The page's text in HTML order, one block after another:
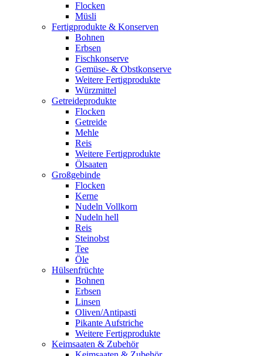
Flocken
Müsli
Fertigprodukte & Konserven
Bohnen
Erbsen
Fischkonserve
Gemüse- & Obstkonserve
Weitere Fertigprodukte
Würzmittel
Getreideprodukte
Flocken
Getreide
Mehle
Reis
Weitere Fertigprodukte
Ölsaaten
Großgebinde
Flocken
Kerne
Nudeln Vollkorn
Nudeln hell
Reis
Steinobst
Tee
Öle
Hülsenfrüchte
Bohnen
Erbsen
Linsen
Oliven/Antipasti
Pikante Aufstriche
Weitere Fertigprodukte
Keimsaaten & Zubehör